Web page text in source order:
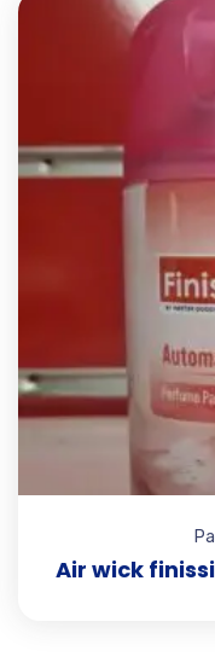
Air wick